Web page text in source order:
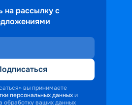
на рассылку с
вы принимаете
персональных данных и
обработку ваших данных